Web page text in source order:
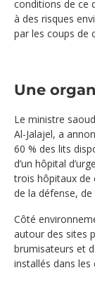
conditions de ce
à des risques
par les coups de
Une
Le ministre
Al-Jalajel, a
60 % des lits
d’un hôpital
trois hôpitaux de
de la défense, de
Côté
autour des sites
brumisateurs et
installés dans les